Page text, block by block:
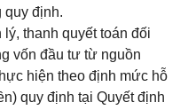
quy định.
thanh quyết toán đối
vốn đầu tư từ nguồn
hiện theo định mức hỗ
quy định tại Quyết định